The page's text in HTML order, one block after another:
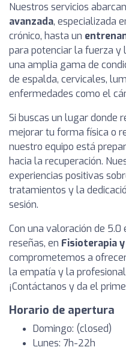
Nuestros servicios
avanzada, especializada
crónico, hasta un
para potenciar la fuerza y
una amplia gama de
de espalda, cervicales,
enfermedades como el
Si buscas un lugar donde
mejorar tu forma física o
nuestro equipo está
hacia la recuperación.
experiencias positivas
tratamientos y la
sesión.
Con una valoración de 5.0
reseñas, en Fisioterapia
comprometemos a
la empatía y la
¡Contáctanos y da el
Horario de apertura
Domingo: (closed)
Lunes: 7h-22h